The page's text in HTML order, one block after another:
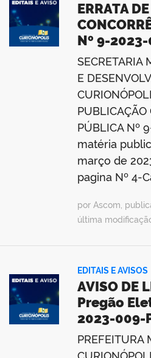
ERRATA
Nº 9-
SECRETARIA
E
PUBLICAÇÃO
PÚBLICA Nº
matéria
março de
pagina Nº 4-
por Ascom,
última
EDITAIS E AVISOS
AVISO DE
Pregão
2023-009-
PREFEITURA